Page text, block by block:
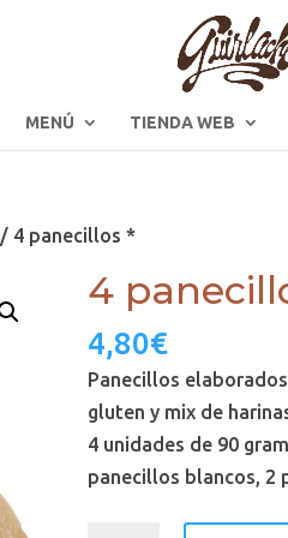
MENÚ TIENDA WEB
/ 4 panecillos *
4
4,80€
Panecillos
gluten y mix de
4 unidades de 90
panecillos blancos, 2